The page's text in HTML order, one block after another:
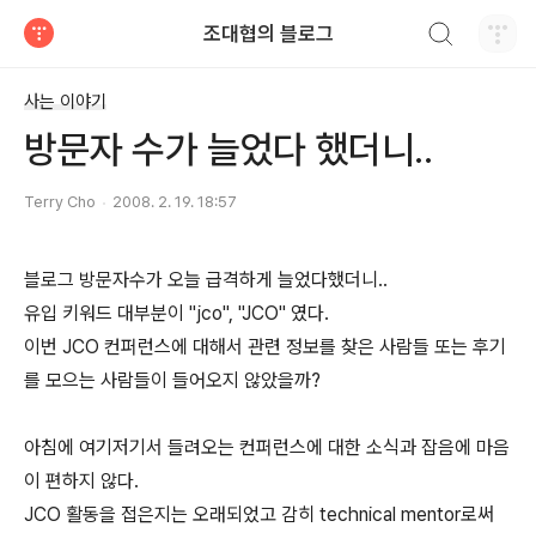
조대협의 블로그
사는 이야기
방문자 수가 늘었다 했더니..
Terry Cho 2008. 2. 19. 18:57
블로그 방문자수가 오늘 급격하게 늘었다했더니..
유입 키워드 대부분이 "jco", "JCO" 였다.
이번 JCO 컨퍼런스에 대해서 관련 정보를 찾은 사람들 또는 후기
를 모으는 사람들이 들어오지 않았을까?
아침에 여기저기서 들려오는 컨퍼런스에 대한 소식과 잡음에 마음
이 편하지 않다.
JCO 활동을 접은지는 오래되었고 감히 technical mentor로써